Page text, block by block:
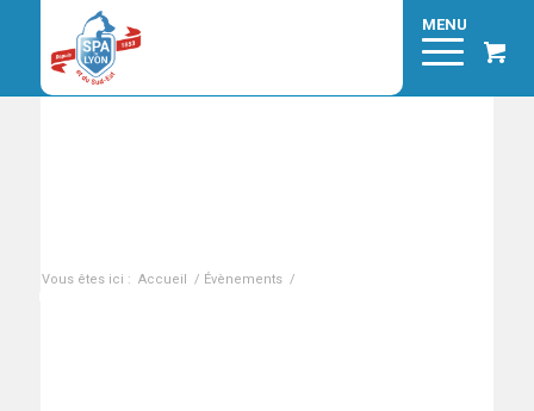
Vous êtes ici : Accueil / Évènements /